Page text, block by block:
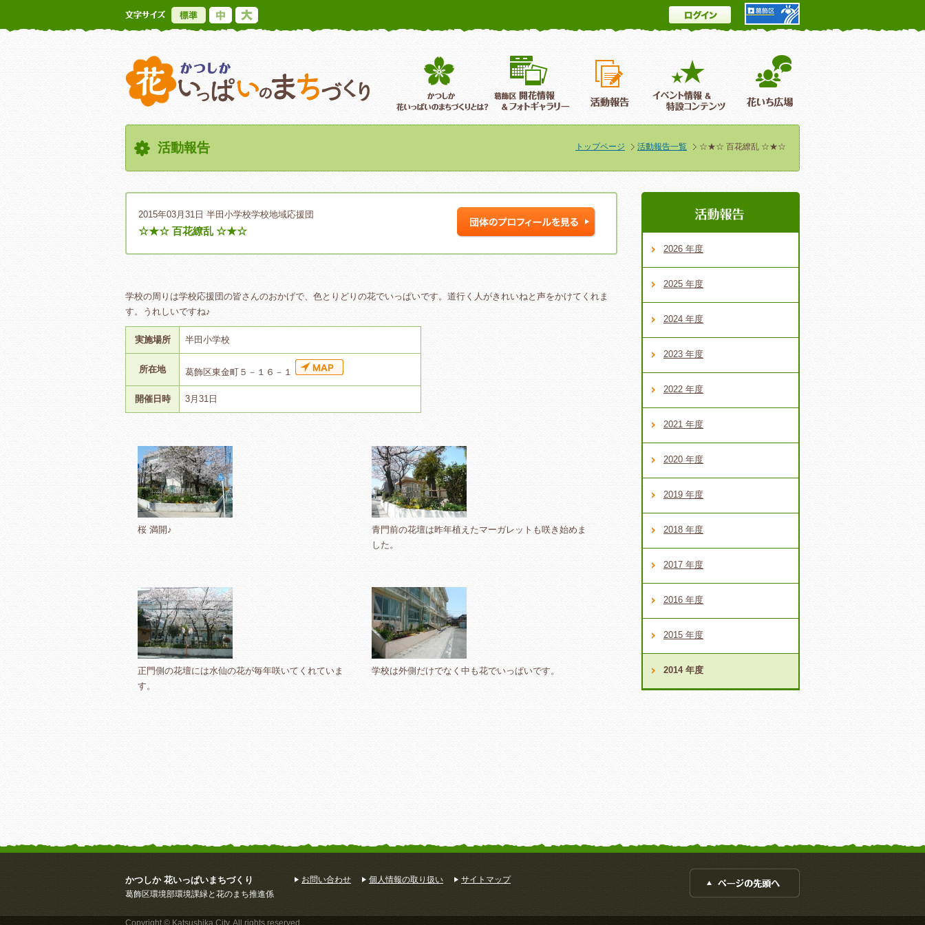
標準 ログイン
かつしか花いっぱいのまちづくり葛飾区花いっぱいのまちづくりとは葛飾区開花情報＆フォトギャラリー イベント情報 ＆特設コンテンツ
活動報告 トップページ 活動報告一覧 ☆★☆ 百花繚乱 ☆★☆
2015年03月31日 半田小学校学校地域応援団
☆★☆ 百花繚乱 ☆★☆
学校の周りは学校応援団の皆さんのおかげで、色とりどりの花でいっぱいです。道行く人がきれいねと声をかけてくれま
す。うれしいですね♪
実施場所 半田小学校
所在地 葛飾区東金町５－１６－１
開催日時 3月31日
桜 満開♪
青門前の花壇は昨年植えたマーガレットも咲き始めま
した。
正門側の花壇には水仙の花が毎年咲いてくれていま
す。
学校は外側だけでなく中も花でいっぱいです。
2026 年度
2025 年度
2024 年度
2023 年度
2022 年度
2021 年度
2020 年度
2019 年度
2018 年度
2017 年度
2016 年度
2015 年度
2014 年度
かつしか 花いっぱいまちづくり
葛飾区環境部環境課緑と花のまち推進係
お問い合わせ 個人情報の取り扱い サイトマップ
Copyright © Katsushika City. All rights reserved.